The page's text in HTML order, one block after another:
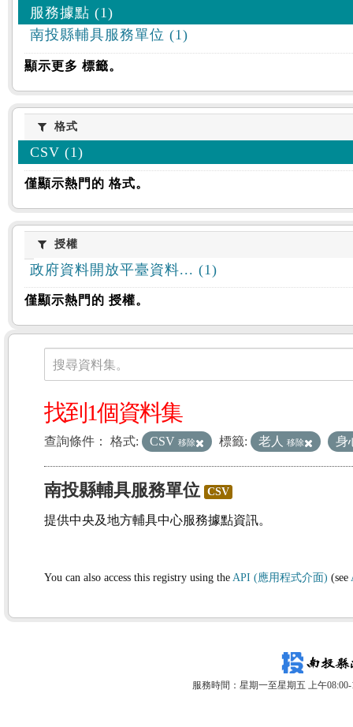
服務據點 (1)
南投縣輔具服務單位 (1)
顯示更多 標籤。
格式格式
CSV (1)
僅顯示熱門的 格式。
授權授權
政府資料開放平臺資料... (1)
僅顯示熱門的 授權。
資料集
搜尋資料集。
找到1個資料集
查詢條件： 格式: CSV 移除 標籤: 老人 移除 身
南投縣輔具服務單位 CSV
提供中央及地方輔具中心服務據點資訊。
You can also access this registry using the API (應用程式介面) (see
服務時間：星期一至星期五 上午